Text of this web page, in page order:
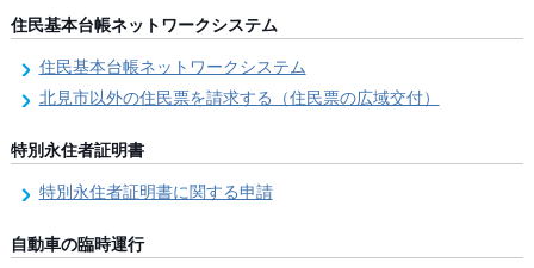
住民基本台帳ネットワークシステム
住民基本台帳ネットワークシステム
北見市以外の住民票を請求する（住民票の広域交付）
特別永住者証明書
特別永住者証明書に関する申請
自動車の臨時運行